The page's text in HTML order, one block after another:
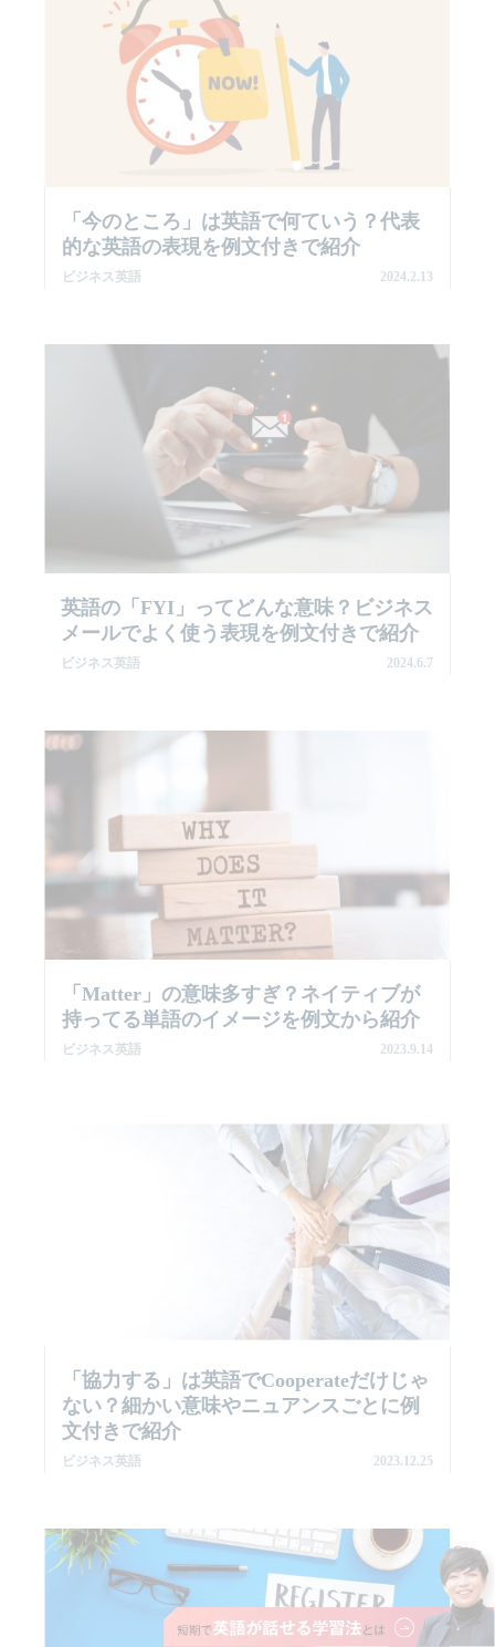
「今のところ」は英語で何ていう？代表
的な英語の表現を例文付きで紹介
ビジネス英語 2024.2.13
英語の「FYI」ってどんな意味？ビジネス
メールでよく使う表現を例文付きで紹介
ビジネス英語 2024.6.7
「matter」の意味多すぎ？ネイティブが
持ってる単語のイメージを例文から紹介
ビジネス英語 2023.9.14
「協力する」は英語でCooperateだけじゃ
ない？細かい意味やニュアンスごとに例
文付きで紹介
ビジネス英語 2023.12.25